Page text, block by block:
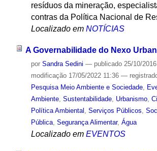
resíduos da mineração,
contras da Política Nacional de
Localizado em NOTÍCIAS
A Governabilidade do Nexo
por Sandra Sedini — publicado25/10/2016
modificação17/05/2022 11:36 —
Pesquisa Meio Ambiente e Sociedade,
Ambiente, Sustentabilidade, Urbanismo,
Política Ambiental , Serviços Públicos,
Pública, Segurança Alimentar, Água
Localizado em EVENTOS